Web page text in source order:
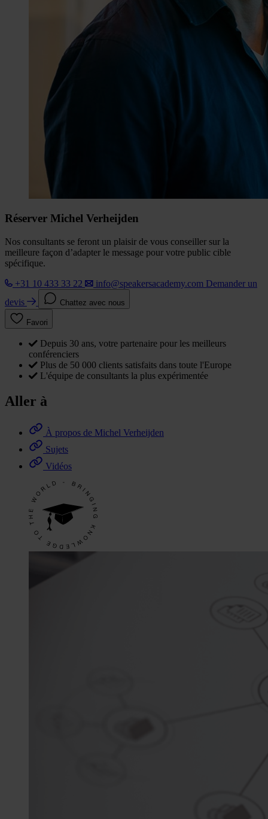
Réserver Michel Verheijden
Nos consultants se feront un plaisir de vous conseiller sur la
meilleure façon d’adapter le message pour votre public cible
spécifique.
+31 10 433 33 22
info@speakersacademy.com Demander un
devis
Chattez avec nous
Favori
Depuis 30 ans, votre partenaire pour les meilleurs
conférenciers
Plus de 50 000 clients satisfaits dans toute l'Europe
L'équipe de consultants la plus expérimentée
Aller à
À propos de Michel Verheijden
Sujets
Vidéos